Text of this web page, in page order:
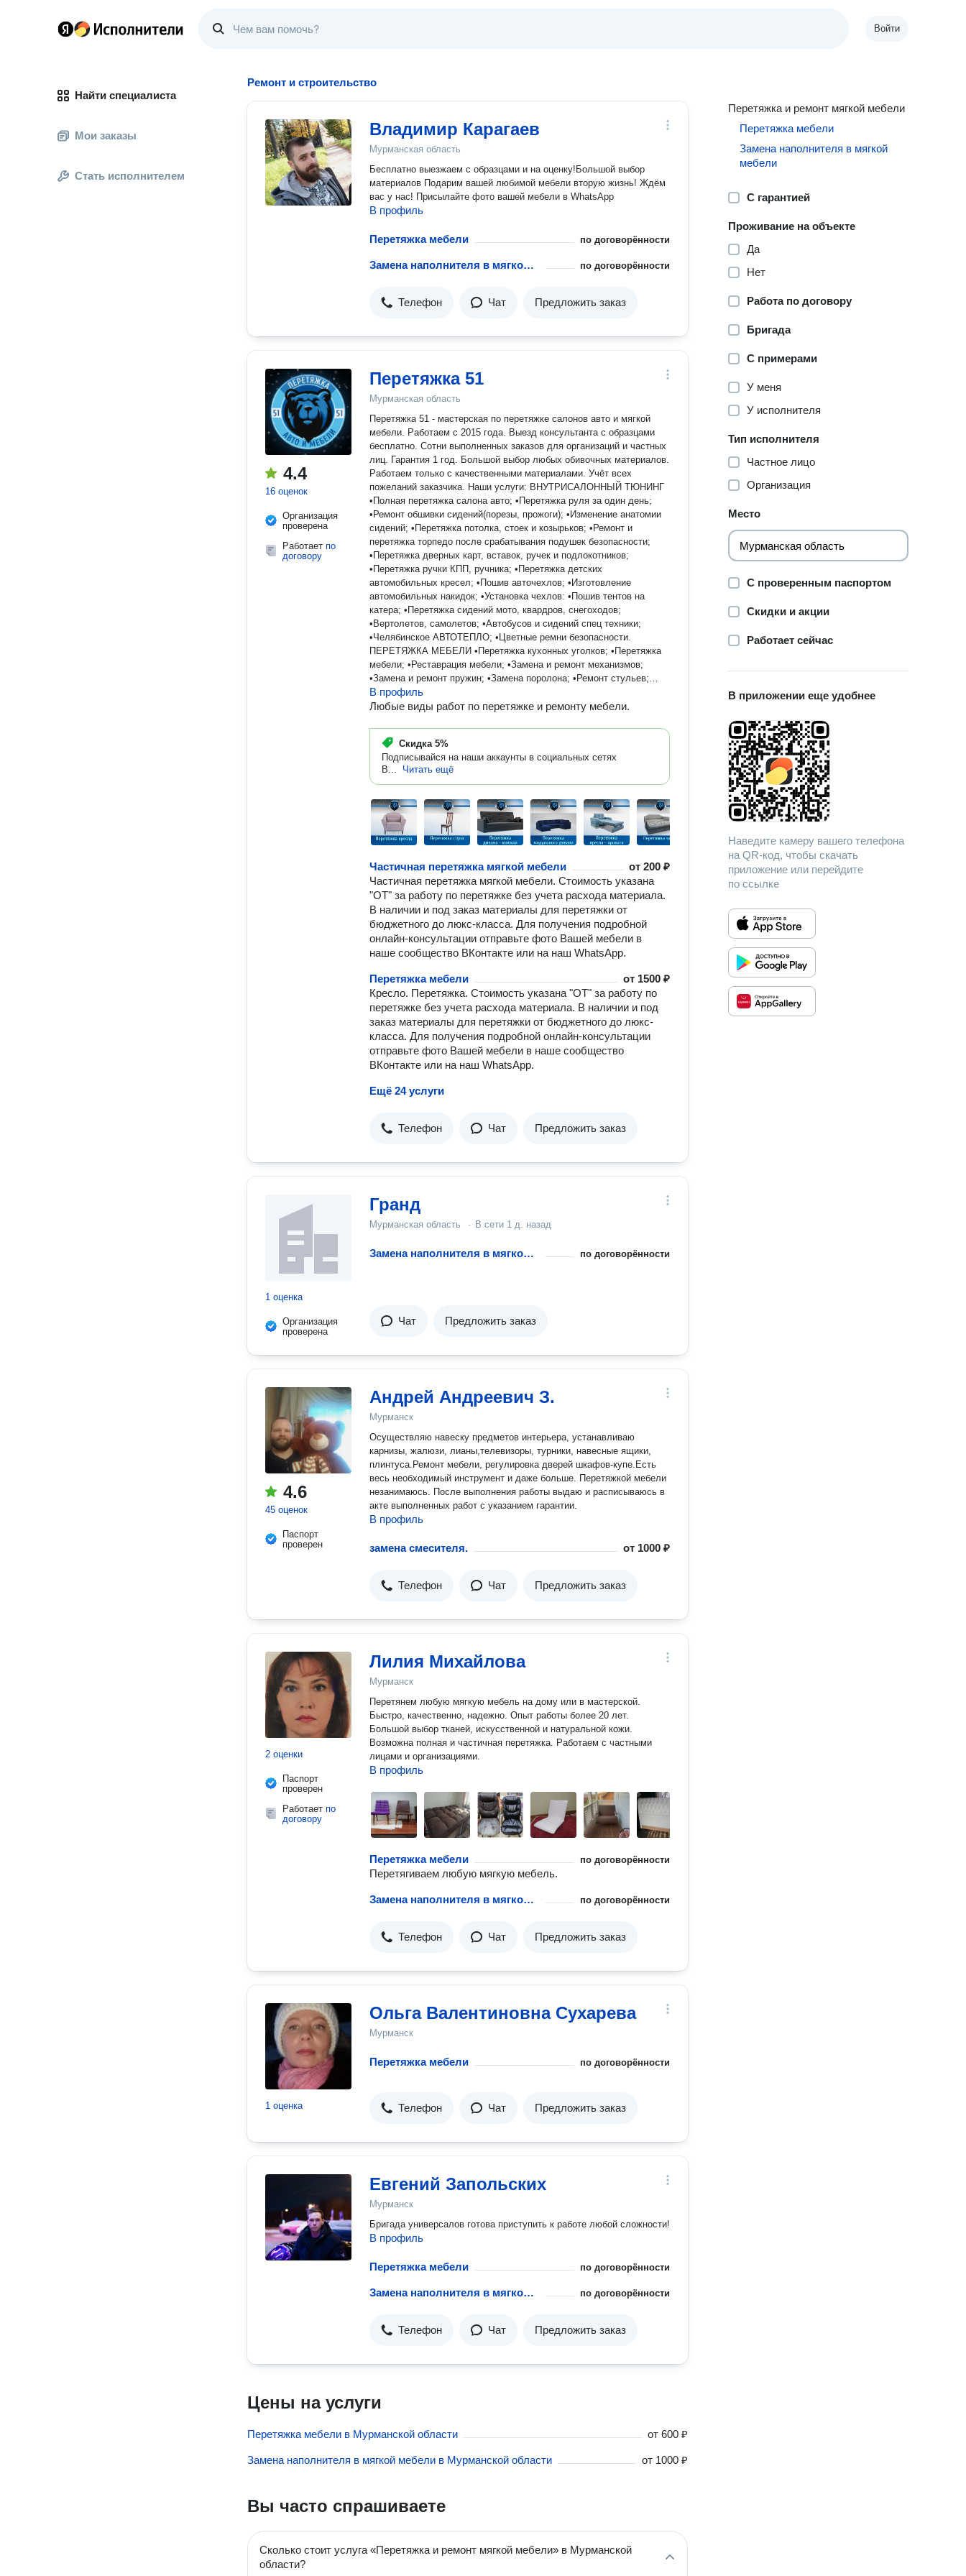
Войти
Найти специалиста
Мои заказы
Стать исполнителем
Ремонт и строительство
Владимир Карагаев
Мурманская область
Бесплатно выезжаем с образцами и на оценку!Большой выбор
материалов Подарим вашей любимой мебели вторую жизнь! Ждём
вас у нас! Присылайте фото вашей мебели в WhatsApp
В профиль
Перетяжка мебели по договорённости
Замена наполнителя в мягкой мебели по договорённости
Телефон Чат Предложить заказ
4.4
16 оценок
Организация
проверена
Работает по
договору
Перетяжка 51
Мурманская область
Перетяжка 51 - мастерская по перетяжке салонов авто и мягкой
мебели. Работаем с 2015 года. Выезд консультанта с образцами
бесплатно. Сотни выполненных заказов для организаций и частных
лиц. Гарантия 1 год. Большой выбор любых обивочных материалов.
Работаем только с качественными материалами. Учёт всех
пожеланий заказчика. Наши услуги: ВНУТРИСАЛОННЫЙ ТЮНИНГ
•Полная перетяжка салона авто; •Перетяжка руля за один день;
•Ремонт обшивки сидений(порезы, прожоги); •Изменение анатомии
сидений; •Перетяжка потолка, стоек и козырьков; •Ремонт и
перетяжка торпедо после срабатывания подушек безопасности;
•Перетяжка дверных карт, вставок, ручек и подлокотников;
•Перетяжка ручки КПП, ручника; •Перетяжка детских
автомобильных кресел; •Пошив авточехлов; •Изготовление
автомобильных накидок; •Установка чехлов: •Пошив тентов на
катера; •Перетяжка сидений мото, квардров, снегоходов;
•Вертолетов, самолетов; •Автобусов и сидений спец техники;
•Челябинское АВТОТЕПЛО; •Цветные ремни безопасности.
ПЕРЕТЯЖКА МЕБЕЛИ •Перетяжка кухонных уголков; •Перетяжка
мебели; •Реставрация мебели; •Замена и ремонт механизмов;
•Замена и ремонт пружин; •Замена поролона; •Ремонт стульев;
•Ремонт диванов; •Перетяжка для организаций; •Перетяжка
тренажеров; •Работаем с дизайнерскими проектами; •Каретная
В профиль
Любые виды работ по перетяжке и ремонту мебели.
Скидка 5%
Подписывайся на наши аккаунты в социальных сетях
В...
Читать ещё
Частичная перетяжка мягкой мебели от200 ₽
Частичная перетяжка мягкой мебели. Стоимость указана
"ОТ" за работу по перетяжке без учета расхода материала.
В наличии и под заказ материалы для перетяжки от
бюджетного до люкс-класса. Для получения подробной
онлайн-консультации отправьте фото Вашей мебели в
наше сообщество ВКонтакте или на наш WhatsApp.
Перетяжка мебели от 1500 ₽
Кресло. Перетяжка. Стоимость указана "ОТ" за работу по
перетяжке без учета расхода материала. В наличии и под
заказ материалы для перетяжки от бюджетного до люкс-
класса. Для получения подробной онлайн-консультации
отправьте фото Вашей мебели в наше сообщество
ВКонтакте или на наш WhatsApp.
Ещё 24 услуги
Телефон Чат Предложить заказ
1 оценка
Организация
проверена
Гранд
Мурманская область · В сети 1 д. назад
Замена наполнителя в мягкой мебели по договорённости
Чат Предложить заказ
4.6
45 оценок
Паспорт
проверен
Андрей Андреевич З.
Мурманск
Осуществляю навеску предметов интерьера, устанавливаю
карнизы, жалюзи, лианы,телевизоры, турники, навесные ящики,
плинтуса.Ремонт мебели, регулировка дверей шкафов-купе.Есть
весь необходимый инструмент и даже больше. Перетяжкой мебели
незанимаюсь. После выполнения работы выдаю и расписываюсь в
акте выполненных работ с указанием гарантии.
В профиль
замена смесителя. от 1000 ₽
Телефон Чат Предложить заказ
2 оценки
Паспорт
проверен
Работает по
договору
Лилия Михайлова
Мурманск
Перетянем любую мягкую мебель на дому или в мастерской.
Быстро, качественно, надежно. Опыт работы более 20 лет.
Большой выбор тканей, искусственной и натуральной кожи.
Возможна полная и частичная перетяжка. Работаем с частными
лицами и организациями.
В профиль
Перетяжка мебели по договорённости
Перетягиваем любую мягкую мебель.
Замена наполнителя в мягкой мебели по договорённости
Телефон Чат Предложить заказ
1 оценка
Ольга Валентиновна Сухарева
Мурманск
Перетяжка мебели по договорённости
Телефон Чат Предложить заказ
Евгений Запольских
Мурманск
Бригада универсалов готова приступить к работе любой сложности!
В профиль
Перетяжка мебели по договорённости
Замена наполнителя в мягкой мебели по договорённости
Телефон Чат Предложить заказ
Цены на услуги
Перетяжка мебели в Мурманской области от600 ₽
Замена наполнителя в мягкой мебели в Мурманской области от 1000 ₽
Вы часто спрашиваете
Сколько стоит услуга «Перетяжка и ремонт мягкой мебели» в Мурманской
области?
Перетяжка и ремонт мягкой мебели
Перетяжка мебели
Замена наполнителя в мягкой
мебели
С гарантией
Проживание на объекте
Да
Нет
Работа по договору
Бригада
С примерами
У меня
У исполнителя
Тип исполнителя
Частное лицо
Организация
Место
С проверенным паспортом
Скидки и акции
Работает сейчас
В приложении еще удобнее
Наведите камеру вашего телефона
на QR-код, чтобы скачать
приложение или перейдите
по ссылке